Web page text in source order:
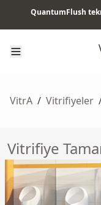
QuantumFlush
VitrA / Vitrifiyeler
Vitrifiye